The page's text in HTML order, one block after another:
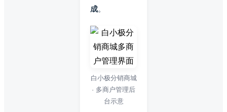
成。
白小极分销商城
· 多商户管理后
台示意